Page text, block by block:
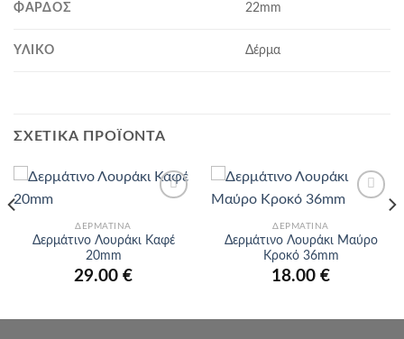
ΦΆΡΔΟΣ 22mm
ΥΛΙΚΌ Δέρμα
ΣΧΕΤΙΚΆ ΠΡΟΪΌΝΤΑ
αγαπημένα
ΔΕΡΜΆΤΙΝΑ
Δερμάτινο Λουράκι Καφέ
20mm
29.00 €
αγαπημένα
ΔΕΡΜΆΤΙΝΑ
Δερμάτινο Λουράκι Μαύρο
Κροκό 36mm
18.00 €